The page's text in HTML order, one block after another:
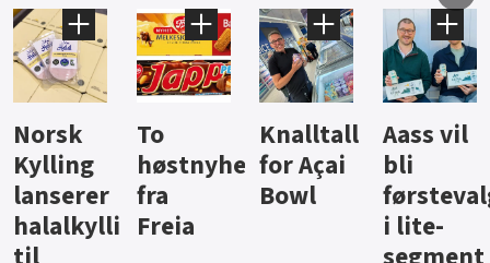
Knalltall
for Açai
Bowl
Aass vil
bli
førstevalg
i lite-
Brus og
jus fra
Berentsen
Hard
iste fra
Hansa